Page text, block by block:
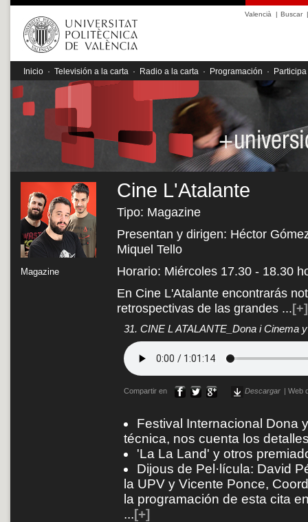
Valencià | Buscar|
Inicio · Televisión a la carta · Radio a la carta · Programación · Participa
Magazine
Cine L'Atalante
Tipo: Magazine
Presentan y dirigen: Héctor
Miquel Tello
Horario: Miércoles 17.30 - 18.30
En Cine L'Atalante encontrarás
retrospectivas de las grandes ...[+]
31. CINE L ATALANTE_Dona i Cinema
Compartir en Descargar Web
Festival Internacional Dona
técnica, nos cuenta los
'La La Land' y otros
Dijous de Pel·lícula: David
la UPV y Vicente Ponce,
la programación de esta cita
...[+]